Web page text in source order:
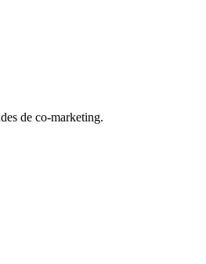
de co-marketing.